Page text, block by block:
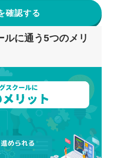
確認する
ルに通う5つのメリ